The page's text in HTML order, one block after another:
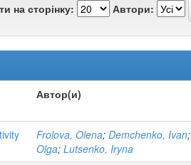
на сторінку: Автори:
Автор(и)
Frolova, Olena; Demchenko, Ivan;
Olga; Lutsenko, Iryna